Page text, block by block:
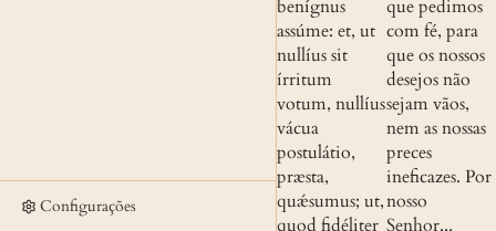
Configurações
benígnus
assúme: et, ut
nullíus sit
írritum
votum, nullíus
vácua
postulátio,
præsta,
quǽsumus; ut,
quod fidéliter
que pedimos
com fé, para
que os nossos
desejos não
sejam vãos,
nem as nossas
preces
ineficazes. Por
nosso
Senhor...